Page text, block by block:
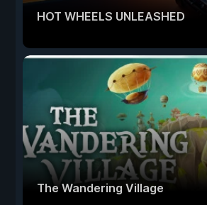
HOT WHEELS UNLEASHED
The Wandering Village